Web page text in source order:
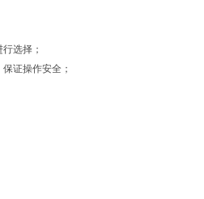
选择；
证操作安全；